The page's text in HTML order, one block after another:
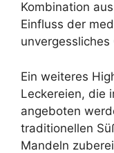
Kombination
Einfluss der
Ein weiteres
Leckereien, die
angeboten
traditionellen
Mandeln